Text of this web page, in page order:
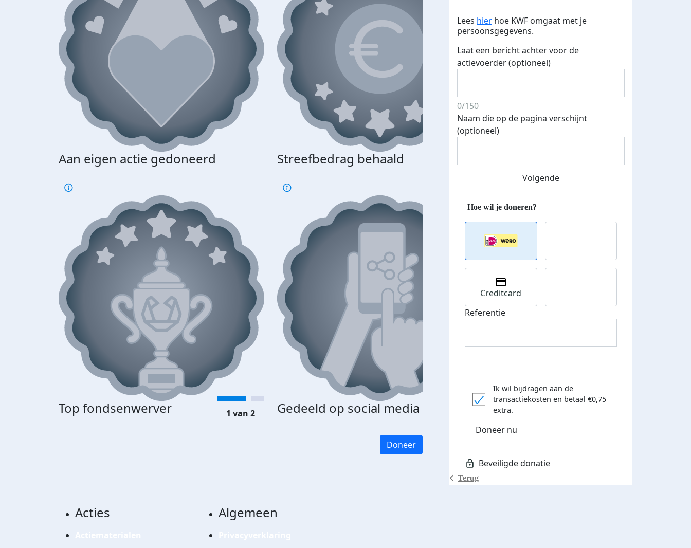
Aan eigen actie gedoneerd Streefbedrag behaald
Top fondsenwerver Gedeeld op social media Donateurs bedankt
1 van 2
Doneer
Lees hier hoe KWF omgaat met je
persoonsgegevens.
Laat een bericht achter voor de
actievoerder (optioneel)
0/150
Naam die op de pagina verschijnt
(optioneel)
Volgende
Terug
Creditcard
Referentie
Ik wil bijdragen aan de
transactiekosten en betaal €0,75
extra.
Doneer nu
Acties Algemeen